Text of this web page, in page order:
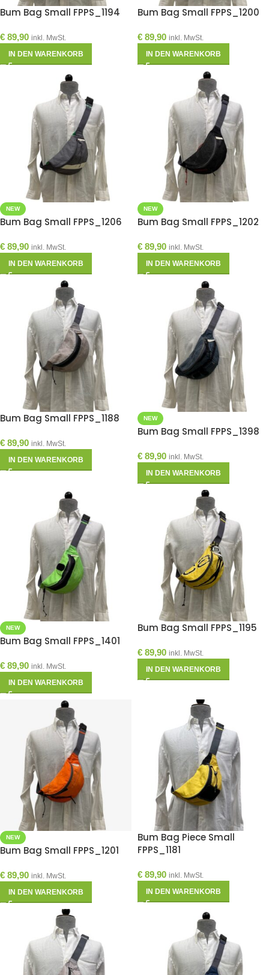
Bum Bag Small FPPS_1194
€ 89,90 inkl. MwSt.
IN DEN WARENKORB
Bum Bag Small FPPS_1200
€ 89,90 inkl. MwSt.
IN DEN WARENKORB
NEW
Bum Bag Small FPPS_1206
€ 89,90 inkl. MwSt.
IN DEN WARENKORB
NEW
Bum Bag Small FPPS_1202
€ 89,90 inkl. MwSt.
IN DEN WARENKORB
Bum Bag Small FPPS_1188
€ 89,90 inkl. MwSt.
IN DEN WARENKORB
NEW
Bum Bag Small FPPS_1398
€ 89,90 inkl. MwSt.
IN DEN WARENKORB
NEW
Bum Bag Small FPPS_1401
€ 89,90 inkl. MwSt.
IN DEN WARENKORB
Bum Bag Small FPPS_1195
€ 89,90 inkl. MwSt.
IN DEN WARENKORB
NEW
Bum Bag Small FPPS_1201
€ 89,90 inkl. MwSt.
IN DEN WARENKORB
Bum Bag Piece Small
FPPS_1181
€ 89,90 inkl. MwSt.
IN DEN WARENKORB